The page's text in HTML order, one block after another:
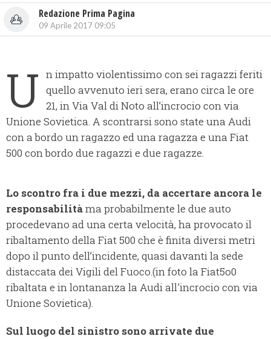
Redazione Prima Pagina
09 Aprile 2017 09:05
U n impatto violentissimo con sei ragazzi feriti
quello avvenuto ieri sera, erano circa le ore
21, in Via Val di Noto all’incrocio con via
Unione Sovietica. A scontrarsi sono state una Audi
con a bordo un ragazzo ed una ragazza e una Fiat
500 con bordo due ragazzi e due ragazze.
Lo scontro fra i due mezzi, da accertare ancora le
responsabilitàma probabilmente le due auto
procedevano ad una certa velocità, ha provocato il
ribaltamento della Fiat 500 che è finita diversi metri
dopo il punto dell’incidente, quasi davanti la sede
distaccata dei Vigili del Fuoco.(in foto la Fiat5o0
ribaltata e in lontananza la Audi all'incrocio con via
Unione Sovietica).
Sul luogo del sinistro sono arrivate due